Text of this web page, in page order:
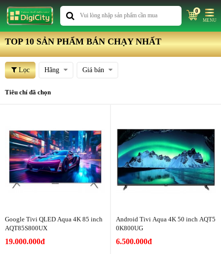
0
MENU
TOP 10 SẢN PHẨM BÁN CHẠY NHẤT
Lọc Hãng Giá bán
Tiêu chí đã chọn
Google Tivi QLED Aqua 4K 85 inch
AQT85S800UX
19.000.000đ
Android Tivi Aqua 4K 50 inch AQT5
0K800UG
6.500.000đ